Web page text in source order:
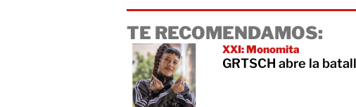
TE RECOMENDAMOS:
XXI: Monomita
GRTSCH abre la